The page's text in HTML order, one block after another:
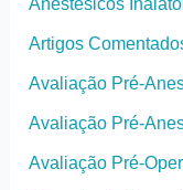
Anestésicos
Artigos
Avaliação Pré-
Avaliação Pré-
Avaliação Pré-